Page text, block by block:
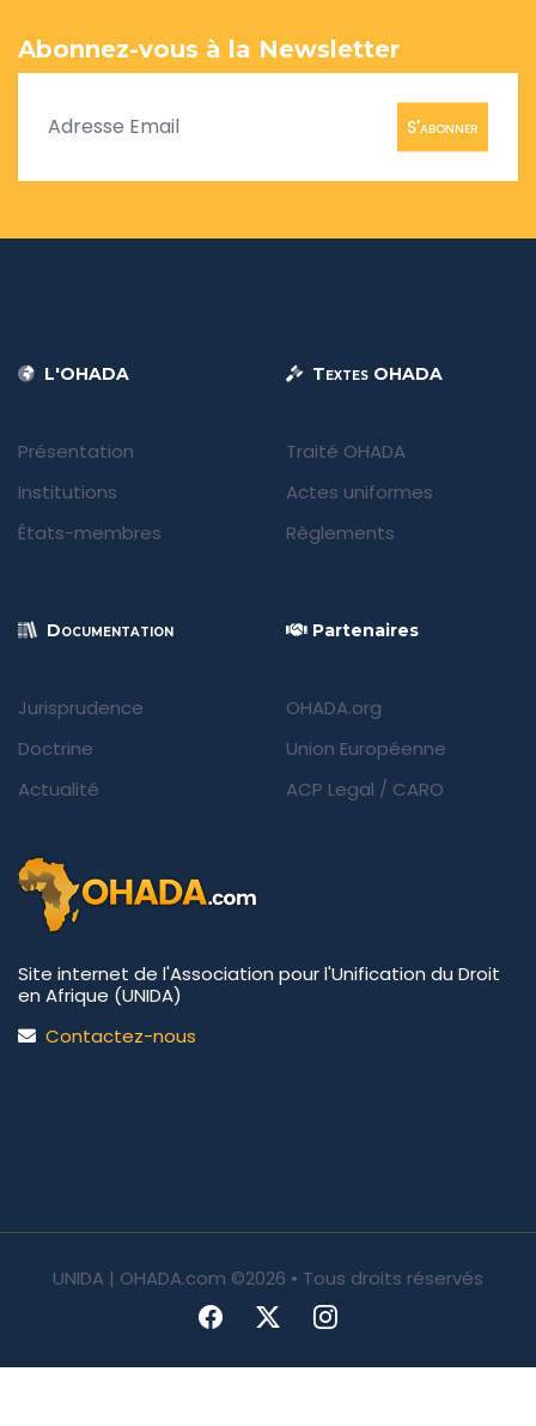
Abonnez-vous à la Newsletter
S'abonner
L'OHADA
Présentation
Institutions
États-membres
Textes OHADA
Traité OHADA
Actes uniformes
Règlements
Documentation
Jurisprudence
Doctrine
Actualité
Partenaires
OHADA.org
Union Européenne
ACP Legal / CARO
Site internet de l'Association pour l'Unification du Droit
en Afrique (UNIDA)
Contactez-nous
UNIDA | OHADA.com ©2026 • Tous droits réservés